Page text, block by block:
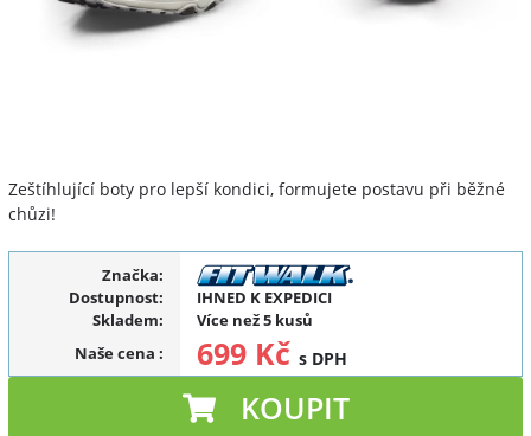
Zeštíhlující boty pro lepší kondici, formujete postavu při běžné
chůzi!
Značka:
Dostupnost:
IHNED K EXPEDICI
Skladem:
Více než 5 kusů
Naše cena : 699 Kč s DPH
KOUPIT